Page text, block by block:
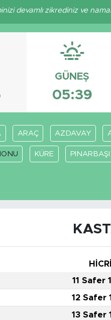
devamlı zikrediniz ve
GÜNEŞ
05:39
ARAÇ AZDAVAY
KÜRE PINARBAŞI
HİCRİ
11 Safer
12 Safer
13 Safer